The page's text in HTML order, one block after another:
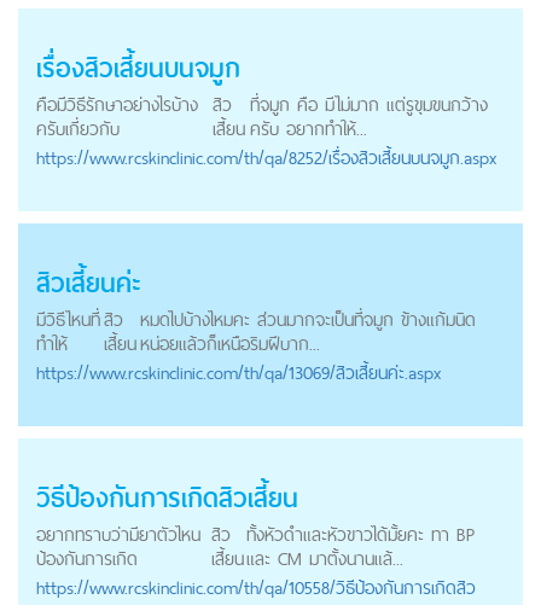
เรื่องสิวเสี้ยนบนจมูก
คือมีวิธีรักษาอย่างไรบ้าง
ครับเกี่ยวกับ
สิว
เสี้ยน
ที่จมูก คือ มีไม่มาก แต่รูขุมขนกว้าง
ครับ อยากทำให้...
https://www.rcskinclinic.com/th/qa/8252/เรื่องสิวเสี้ยนบนจมูก.aspx
สิวเสี้ยนค่ะ
มีวิธีไหนที่
ทำให้
สิว
เสี้ยน
หมดไปบ้างไหมคะ ส่วนมากจะเป็นที่จมูก ข้างแก้มนิด
หน่อยแล้วก็เหนือริมฝีบาก...
https://www.rcskinclinic.com/th/qa/13069/สิวเสี้ยนค่ะ.aspx
วิธีป้องกันการเกิดสิวเสี้ยน
อยากทราบว่ามียาตัวไหน
ป้องกันการเกิด
สิว
เสี้ยน
ทั้งหัวดำและหัวขาวได้มั้ยคะ ทา BP
และ CM มาตั้งนานแล้...
https://www.rcskinclinic.com/th/qa/10558/วิธีป้องกันการเกิดสิว